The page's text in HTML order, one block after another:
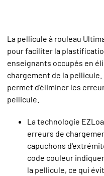
La pellicule à rouleau
pour faciliter la
enseignants occupés en
chargement de la
permet d'éliminer les
pellicule.
La technologie
erreurs de
capuchons
code couleur
la pellicule, ce qui